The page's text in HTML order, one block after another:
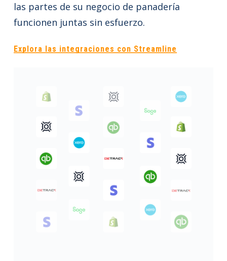
las partes de su negocio de panadería
funcionen juntas sin esfuerzo.
Explora las integraciones con Streamline